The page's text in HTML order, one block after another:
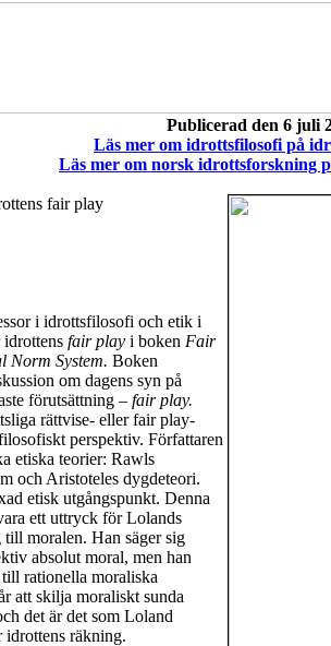
Publicerad den 6 juli
Läs mer om idrottsfilosofi på
Läs mer om norsk idrottsforskning
fair play
i idrottsfilosofi och etik i
fair play i boken Fair
Norm System. Boken
om dagens syn på
förutsättning – fair play.
rättvise- eller fair play-
perspektiv. Författaren
etiska teorier: Rawls
och Aristoteles dygdeteori.
etisk utgångspunkt. Denna
ett uttryck för Lolands
moralen. Han säger sig
absolut moral, men han
rationella moraliska
att skilja moraliskt sunda
det är det som Loland
räkning.